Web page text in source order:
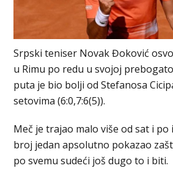
Srpski teniser Novak Đoković
u Rimu po redu u svojoj
puta je bio bolji od Stefanosa
setovima (6:0,7:6(5)).
Meč je trajao malo više od sat i po
broj jedan apsolutno pokazao
po svemu sudeći još dugo to i biti.